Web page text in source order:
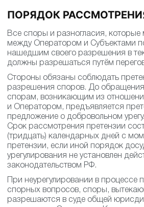
ПОРЯДОК
Все споры и разногласия, которые
между Оператором и Субъектами
нашедшим своего разрешения в
должны разрешаться путём
Стороны обязаны соблюдать
разрешения споров. До
спорам, возникающим из
и Оператором, предъявляется
предложение о добровольном
Срок рассмотрения претензии
(тридцать) календарных дней с
претензии, если иной порядок
урегулирования не установлен
законодательством РФ.
При неурегулировании в процессе
спорных вопросов, споры,
разрешаются в суде общей